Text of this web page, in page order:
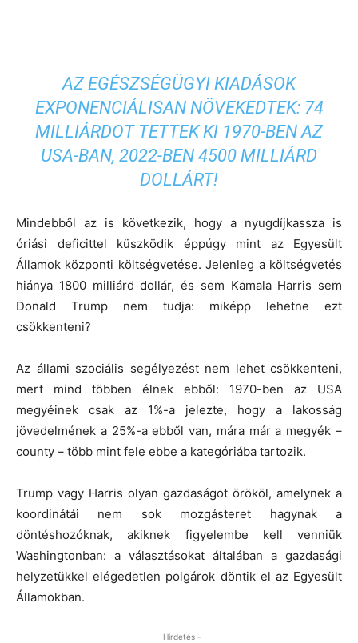
AZ EGÉSZSÉGÜGYI KIADÁSOK
EXPONENCIÁLISAN NÖVEKEDTEK: 74
MILLIÁRDOT TETTEK KI 1970-BEN AZ
USA-BAN, 2022-BEN 4500 MILLIÁRD
DOLLÁRT!
Mindebből az is következik, hogy a nyugdíjkassza is
óriási deficittel küszködik éppúgy mint az Egyesült
Államok központi költségvetése. Jelenleg a költségvetés
hiánya 1800 milliárd dollár, és sem Kamala Harris sem
Donald Trump nem tudja: miképp lehetne ezt
csökkenteni?
Az állami szociális segélyezést nem lehet csökkenteni,
mert mind többen élnek ebből: 1970-ben az USA
megyéinek csak az 1%-a jelezte, hogy a lakosság
jövedelmének a 25%-a ebből van, mára már a megyék –
county – több mint fele ebbe a kategóriába tartozik.
Trump vagy Harris olyan gazdaságot örököl, amelynek a
koordinátái nem sok mozgásteret hagynak a
döntéshozóknak, akiknek figyelembe kell venniük
Washingtonban: a választásokat általában a gazdasági
helyzetükkel elégedetlen polgárok döntik el az Egyesült
Államokban.
- Hirdetés -